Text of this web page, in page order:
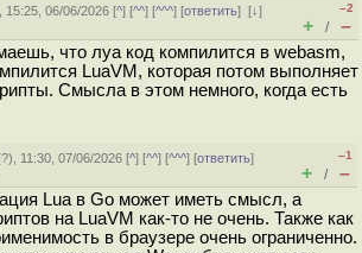
15:25, 06/06/2026 [^] [^^] [^^^] [ответить][↓]
–2
+ / –
что луа код компилится в webasm,
LuaVM, которая потом выполняет
Смысла в этом немного, когда есть
?), 11:30, 07/06/2026 [^] [^^] [^^^] [ответить]
–1
+ / –
Lua в Go может иметь смысл, а
на LuaVM как-то не очень. Также как
в браузере очень ограниченно.